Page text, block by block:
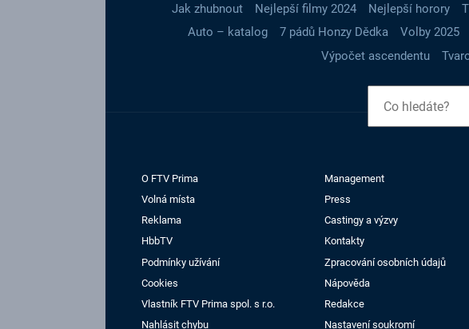
Jak zhubnout Nejlepší filmy 2024 Nejlepší horory
Auto – katalog
7 pádů Honzy Dědka Volby 2025
Výpočet ascendentu
O FTV Prima
Management
Volná místa
Press
Reklama
Castingy a výzvy
HbbTV
Kontakty
Podmínky užívání
Zpracování osobních údajů
Cookies
Nápověda
Vlastník FTV Prima spol. s r.o.
Redakce
Nahlásit chybu
Nastavení soukromí